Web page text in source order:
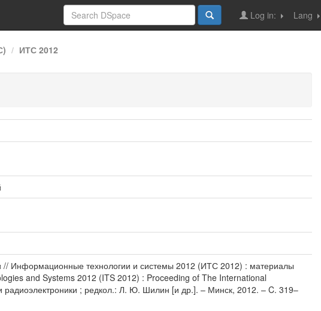
Lang
Log in:
ИТС 2012
Информационные технологии и системы 2012 (ИТС 2012) : материалы
and Systems 2012 (ITS 2012) : Proceeding of The International
радиоэлектроники ; редкол.: Л. Ю. Шилин [и др.]. – Минск, 2012. – C. 319–